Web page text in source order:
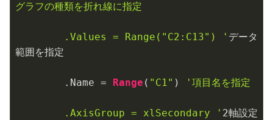
グラフの種類を折れ線に指定
        .Values = Range("C2:C13") '
データ
範囲を指定
        .Name =
Range ( "C1" ) '項目名を指定
        .AxisGroup = xlSecondary '
2軸設定